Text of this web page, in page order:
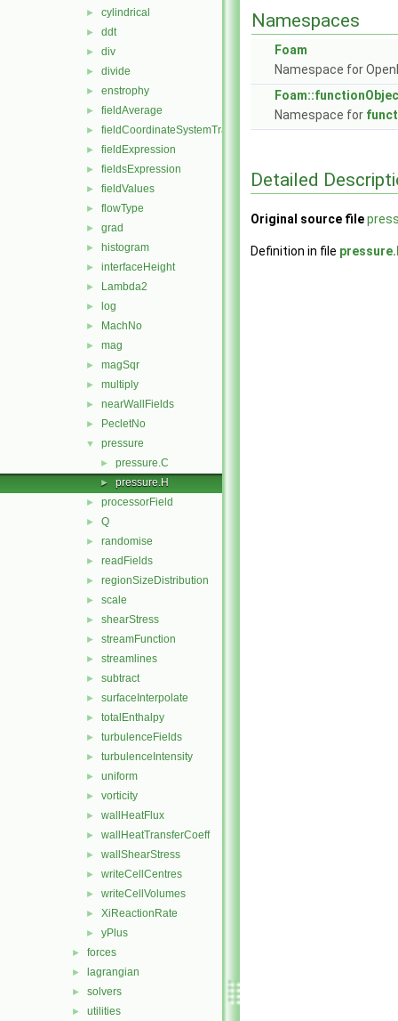
► cylindrical
► ddt
► div
► divide
► enstrophy
► fieldAverage
► fieldCoordinateSystemTransform
► fieldExpression
► fieldsExpression
► fieldValues
► flowType
► grad
► histogram
► interfaceHeight
► Lambda2
► log
► MachNo
► mag
► magSqr
► multiply
► nearWallFields
► PecletNo
▼ pressure
► pressure.C
► pressure.H
► processorField
► Q
► randomise
► readFields
► regionSizeDistribution
► scale
► shearStress
► streamFunction
► streamlines
► subtract
► surfaceInterpolate
► totalEnthalpy
► turbulenceFields
► turbulenceIntensity
► uniform
► vorticity
► wallHeatFlux
► wallHeatTransferCoeff
► wallShearStress
► writeCellCentres
► writeCellVolumes
► XiReactionRate
► yPlus
► forces
► lagrangian
► solvers
► utilities
Namespaces
Foam
Namespace for
Namespace for
Detailed
Original source file
Definition in file